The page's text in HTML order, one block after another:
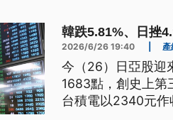
韓跌5.81%、日挫
2026/6/26 19:40 產
今（26）日亞股迎
1683點，創史上第
台積電以2340元